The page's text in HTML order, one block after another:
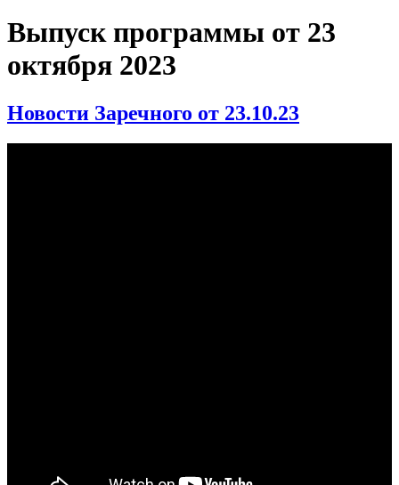
Выпуск программы от 23
октября 2023
Новости Заречного от 23.10.23